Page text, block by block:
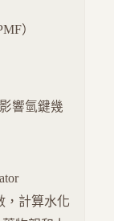
）
響氫鍵幾
，計算水化